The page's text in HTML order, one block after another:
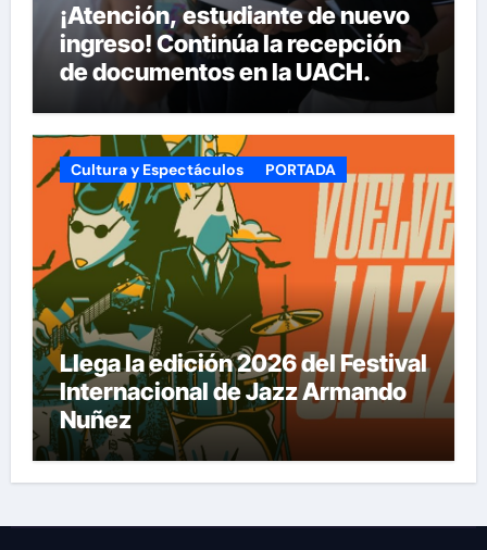
¡Atención, estudiante de nuevo
ingreso! Continúa la recepción
de documentos en la UACH.
Cultura y Espectáculos PORTADA
Llega la edición 2026 del Festival
Internacional de Jazz Armando
Nuñez